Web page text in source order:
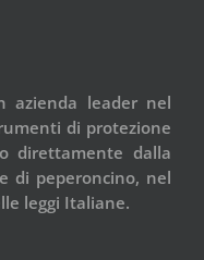
azienda leader nel
di protezione
direttamente dalla
di peperoncino, nel
leggi Italiane.